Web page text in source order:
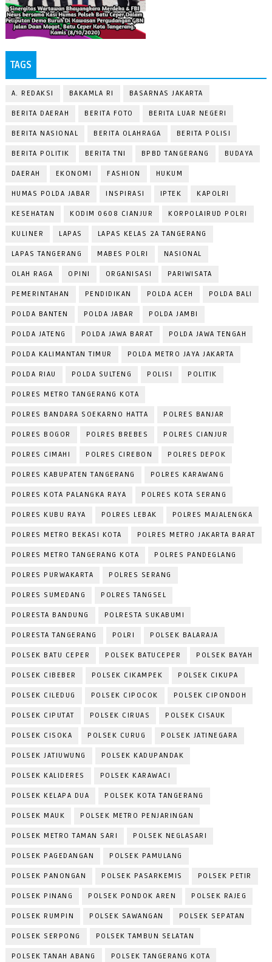
TAGS
A. REDAKSI BAKAMLA RI BASARNAS JAKARTA
BERITA DAERAH BERITA FOTO BERITA LUAR NEGERI
BERITA NASIONAL BERITA OLAHRAGA BERITA POLISI
BERITA POLITIK BERITA TNI BPBD TANGERANG BUDAYA
DAERAH EKONOMI FASHION HUKUM
HUMAS POLDA JABAR INSPIRASI IPTEK KAPOLRI
KESEHATAN KODIM 0608 CIANJUR KORPOLAIRUD POLRI
KULINER LAPAS LAPAS KELAS 2A TANGERANG
LAPAS TANGERANG MABES POLRI NASIONAL
OLAH RAGA OPINI ORGANISASI PARIWISATA
PEMERINTAHAN PENDIDIKAN POLDA ACEH POLDA BALI
POLDA BANTEN POLDA JABAR POLDA JAMBI
POLDA JATENG POLDA JAWA BARAT POLDA JAWA TENGAH
POLDA KALIMANTAN TIMUR POLDA METRO JAYA JAKARTA
POLDA RIAU POLDA SULTENG POLISI POLITIK
POLRES METRO TANGERANG KOTA
POLRES BANDARA SOEKARNO HATTA POLRES BANJAR
POLRES BOGOR POLRES BREBES POLRES CIANJUR
POLRES CIMAHI POLRES CIREBON POLRES DEPOK
POLRES KABUPATEN TANGERANG POLRES KARAWANG
POLRES KOTA PALANGKA RAYA POLRES KOTA SERANG
POLRES KUBU RAYA POLRES LEBAK POLRES MAJALENGKA
POLRES METRO BEKASI KOTA POLRES METRO JAKARTA BARAT
POLRES METRO TANGERANG KOTA POLRES PANDEGLANG
POLRES PURWAKARTA POLRES SERANG
POLRES SUMEDANG POLRES TANGSEL
POLRESTA BANDUNG POLRESTA SUKABUMI
POLRESTA TANGERANG POLRI POLSEK BALARAJA
POLSEK BATU CEPER POLSEK BATUCEPER POLSEK BAYAH
POLSEK CIBEBER POLSEK CIKAMPEK POLSEK CIKUPA
POLSEK CILEDUG POLSEK CIPOCOK POLSEK CIPONDOH
POLSEK CIPUTAT POLSEK CIRUAS POLSEK CISAUK
POLSEK CISOKA POLSEK CURUG POLSEK JATINEGARA
POLSEK JATIUWUNG POLSEK KADUPANDAK
POLSEK KALIDERES POLSEK KARAWACI
POLSEK KELAPA DUA POLSEK KOTA TANGERANG
POLSEK MAUK POLSEK METRO PENJARINGAN
POLSEK METRO TAMAN SARI POLSEK NEGLASARI
POLSEK PAGEDANGAN POLSEK PAMULANG
POLSEK PANONGAN POLSEK PASARKEMIS POLSEK PETIR
POLSEK PINANG POLSEK PONDOK AREN POLSEK RAJEG
POLSEK RUMPIN POLSEK SAWANGAN POLSEK SEPATAN
POLSEK SERPONG POLSEK TAMBUN SELATAN
POLSEK TANAH ABANG POLSEK TANGERANG KOTA